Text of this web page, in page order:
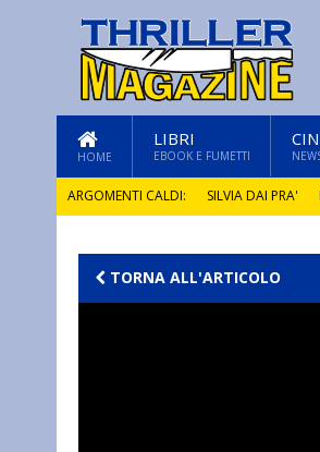
HOME
LIBRI
EBOOK E FUMETTI
ARGOMENTI CALDI: SILVIA DAI PRA'
TORNA ALL'ARTICOLO